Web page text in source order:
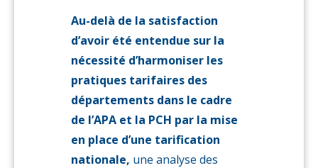
Au-delà de la satisfaction
d’avoir été entendue sur la
nécessité d’harmoniser les
pratiques tarifaires des
départements dans le cadre
de l’APA et la PCH par la mise
en place d’une tarification
nationale, une analyse des